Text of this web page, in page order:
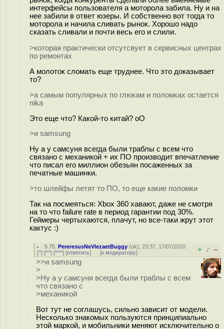
интерфейсы пользователя а моторола забила. Ну и на
нее забили в ответ юзеры. И собственно вот тогда то
моторола и начила сливать рынок. Хорошо надо
сказать сливали и почти весь его и слили.
>которая практически отсутсвует в сервисных центрах
по ремонтах
А молоток сломать еще труднее. Что это доказывает
то?
>а самым популярных по глюкам и поломках остается
nika
Это еще что? Какой-то китай? oO
>и samsung
Ну а у самсуня всегда были траблы с всем что
связано с механикой + их ПО производит впечатление
что писал его миллион обезьян посаженных за
печатные машинки.
>то шлейфы летят то ПО, то еще какие поломки
Так на посмеяться: Xbox 360 хавают, даже не смотря
на то что failure rate в период гарантии под 30%.
Геймеры чертыхаются, плачут, но все-таки жрут этот
кактус :)
5.75 ,PereresusNeVlezaetBuggy (ok), 23:37, 17/07/2010
[^] [^^] [^^^] [ответить] [к модератору] + / –
>>и samsung
>
>Ну а у самсуня всегда были траблы с всем
что связано с
>механикой
Вот тут не соглашусь, сильно зависит от модели.
Несколько знакомых пользуются принципиально
этой маркой, и мобильники меняют исключительно о